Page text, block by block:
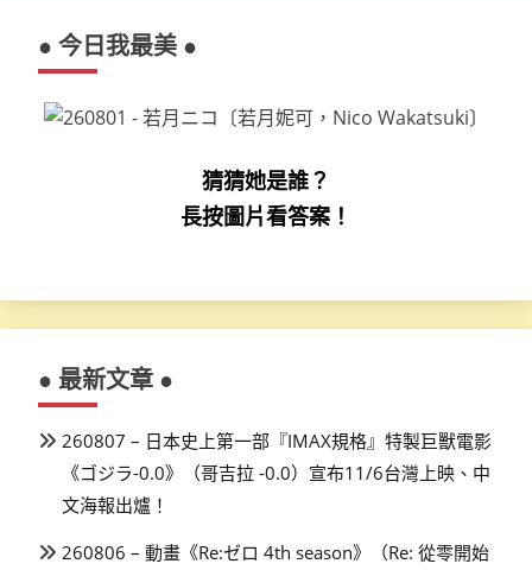
● 今日我最美 ●
猜猜她是誰？
長按圖片看答案！
● 最新文章 ●
260807 – 日本史上第一部『IMAX規格』特製巨獸電影
《ゴジラ-0.0》（哥吉拉 -0.0）宣布11/6台灣上映、中
文海報出爐！
260806 – 動畫《Re:ゼロ 4th season》（Re: 從零開始